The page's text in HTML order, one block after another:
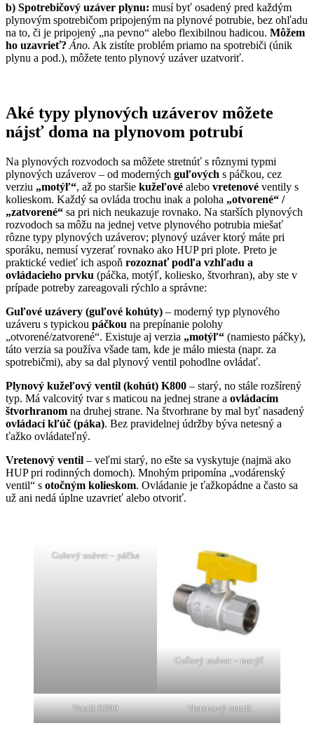
b) Spotrebičový uzáver plynu: musí byť osadený pred každým
plynovým spotrebičom pripojeným na plynové potrubie, bez ohľadu
na to, či je pripojený „na pevno“ alebo flexibilnou hadicou. Môžem
ho uzavrieť? Áno. Ak zistíte problém priamo na spotrebiči (únik
plynu a pod.), môžete tento plynový uzáver uzatvoriť.
Aké typy plynových uzáverov môžete
nájsť doma na plynovom potrubí
Na plynových rozvodoch sa môžete stretnúť s rôznymi typmi
plynových uzáverov – od moderných guľových s páčkou, cez
verziu „motýľ“, až po staršie kužeľové alebo vretenové ventily s
kolieskom. Každý sa ovláda trochu inak a poloha „otvorené“ /
„zatvorené“ sa pri nich neukazuje rovnako. Na starších plynových
rozvodoch sa môžu na jednej vetve plynového potrubia miešať
rôzne typy plynových uzáverov; plynový uzáver ktorý máte pri
sporáku, nemusí vyzerať rovnako ako HUP pri plote. Preto je
praktické vedieť ich aspoň rozoznať podľa vzhľadu a
ovládacieho prvku (páčka, motýľ, koliesko, štvorhran), aby ste v
prípade potreby zareagovali rýchlo a správne:
Guľové uzávery (guľové kohúty) – moderný typ plynového
uzáveru s typickou páčkou na prepínanie polohy
„otvorené/zatvorené“. Existuje aj verzia „motýľ“ (namiesto páčky),
táto verzia sa používa všade tam, kde je málo miesta (napr. za
spotrebičmi), aby sa dal plynový ventil pohodlne ovládať.
Plynový kužeľový ventil (kohút) K800 – starý, no stále rozšírený
typ. Má valcovitý tvar s maticou na jednej strane a ovládacím
štvorhranom na druhej strane. Na štvorhrane by mal byť nasadený
ovládací kľúč (páka). Bez pravidelnej údržby býva netesný a
ťažko ovládateľný.
Vretenový ventil – veľmi starý, no ešte sa vyskytuje (najmä ako
HUP pri rodinných domoch). Mnohým pripomína „vodárenský
ventil“ s otočným kolieskom. Ovládanie je ťažkopádne a často sa
už ani nedá úplne uzavrieť alebo otvoriť.
Gulový uzáver – páčka
Guľový uzáver – motýľ
Ventil K800 Vretenový ventil